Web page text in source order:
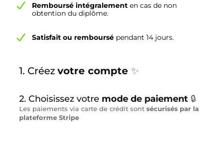
Remboursé intégralement en cas de non
obtention du diplôme.
Satisfait ou remboursé pendant 14 jours.
1. Créez votre compte ✨
2. Choisissez votre mode de paiement 🔒
Les paiements via carte de crédit sont sécurisés par la
plateforme Stripe